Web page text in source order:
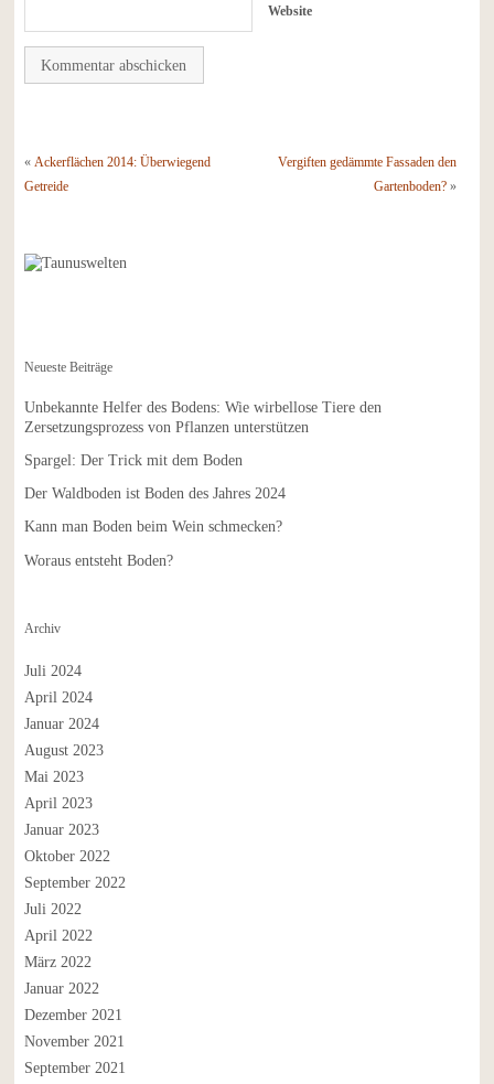
Website
« Ackerflächen 2014: Überwiegend
Getreide
Vergiften gedämmte Fassaden den
Gartenboden?»
Neueste Beiträge
Unbekannte Helfer des Bodens: Wie wirbellose Tiere den
Zersetzungsprozess von Pflanzen unterstützen
Spargel: Der Trick mit dem Boden
Der Waldboden ist Boden des Jahres 2024
Kann man Boden beim Wein schmecken?
Woraus entsteht Boden?
Archiv
Juli 2024
April 2024
Januar 2024
August 2023
Mai 2023
April 2023
Januar 2023
Oktober 2022
September 2022
Juli 2022
April 2022
März 2022
Januar 2022
Dezember 2021
November 2021
September 2021